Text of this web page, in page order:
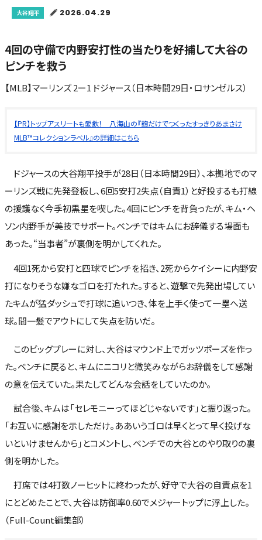
大谷翔平 2026.04.29
4回の守備で内野安打性の当たりを好捕して大谷の
ピンチを救う
【MLB】マーリンズ 2ー1 ドジャース（日本時間29日・ロサンゼルス）
【PR】トップアスリートも愛飲！ 八海山の『麹だけでつくったすっきりあまさけ
MLB™コレクションラベル』の詳細はこちら
ドジャースの大谷翔平投手が28日（日本時間29日）、本拠地でのマ
ーリンズ戦に先発登板し、6回5安打2失点（自責1）と好投するも打線
の援護なく今季初黒星を喫した。4回にピンチを背負ったが、キム・ヘ
ソン内野手が美技でサポート。ベンチではキムにお辞儀する場面も
あった。“当事者”が裏側を明かしてくれた。
4回1死から安打と四球でピンチを招き、2死からケイシーに内野安
打になりそうな嫌なゴロを打たれた。すると、遊撃で先発出場してい
たキムが猛ダッシュで打球に追いつき、体を上手く使って一塁へ送
球。間一髪でアウトにして失点を防いだ。
このビッグプレーに対し、大谷はマウンド上でガッツポーズを作っ
た。ベンチに戻ると、キムにニコリと微笑みながらお辞儀をして感謝
の意を伝えていた。果たしてどんな会話をしていたのか。
試合後、キムは「セレモニーってほどじゃないです」と振り返った。
「お互いに感謝を示しただけ。ああいうゴロは早くとって早く投げな
いといけませんから」とコメントし、ベンチでの大谷とのやり取りの裏
側を明かした。
打席では4打数ノーヒットに終わったが、好守で大谷の自責点を1
にとどめたことで、大谷は防御率0.60でメジャートップに浮上した。
（Full-Count編集部）